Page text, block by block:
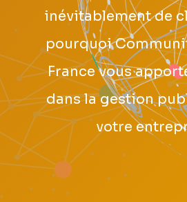
inévitablement de
pourquoi
France vous
dans la gestion
votre